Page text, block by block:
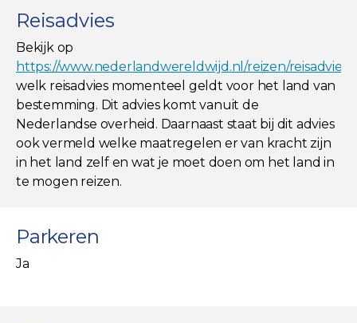
Reisadvies
Bekijk op
https://www.nederlandwereldwijd.nl/reizen/
welk reisadvies momenteel geldt voor het land van
bestemming. Dit advies komt vanuit de
Nederlandse overheid. Daarnaast staat bij dit advies
ook vermeld welke maatregelen er van kracht zijn
in het land zelf en wat je moet doen om het land in
te mogen reizen.
Parkeren
Ja